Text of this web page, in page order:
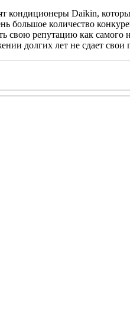
кондиционеры Daikin,
количество
свою репутацию как самого
долгих лет не сдает свои